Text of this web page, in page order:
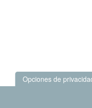
Opciones de